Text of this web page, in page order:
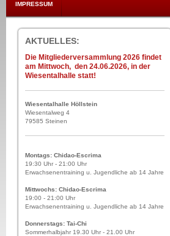
IMPRESSUM
AKTUELLES:
Die Mitgliederversammlung 2026 findet
am Mittwoch, den 24.06.2026, in der
Wiesentalhalle statt!
Wiesentalhalle Höllstein
Wiesentalweg 4
79585 Steinen
Montags: Chidao-Escrima
19:30 Uhr - 21:00 Uhr
Erwachsenentraining u. Jugendliche ab 14 Jahre
Mittwochs: Chidao-Escrima
19:00 - 21:00 Uhr
Erwachsenentraining u. Jugendliche ab 14 Jahre
Donnerstags: Tai-Chi
Sommerhalbjahr 19.30 Uhr - 21.00 Uhr